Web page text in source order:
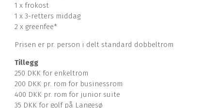
1 x frokost
1 x 3-retters middag
2 x greenfee*
Prisen er pr. person i delt standard dobbeltrom
Tillegg
250 DKK for enkeltrom
200 DKK pr. rom for businessrom
400 DKK pr. rom for junior suite
35 DKK for golf på Langesø